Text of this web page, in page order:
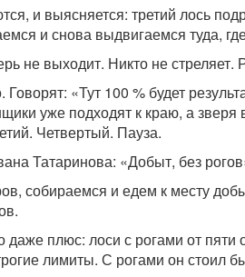
и выясняется: третий лось
и снова выдвигаемся туда,
не выходит. Никто не стреляет.
«Тут 100 % будет
уже подходят к краю, а
Четвертый. Пауза.
Татаринова: «Добыт, без
собираемся и едем к месту
даже плюс: лоси с рогами от
лимиты. С рогами он стоил